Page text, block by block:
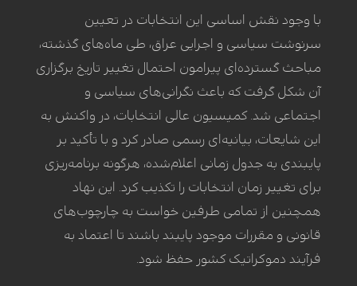
با وجود نقش اساسی این انتخابات در تعیین
سرنوشت سیاسی و اجرایی عراق، طی ماه‌های گذشته،
مباحث گسترده‌ای پیرامون احتمال تغییر تاریخ برگزاری
آن شکل گرفت که باعث نگرانی‌های سیاسی و
اجتماعی شد. کمیسیون عالی انتخابات، در واکنش به
این شایعات، بیانیه‌ای رسمی صادر کرد و با تأکید بر
پایبندی به جدول زمانی اعلام‌شده، هرگونه برنامه‌ریزی
برای تغییر زمان انتخابات را تکذیب کرد. این نهاد
همچنین از تمامی طرفین خواست به چارچوب‌های
قانونی و مقررات موجود پایبند باشند تا اعتماد به
فرآیند دموکراتیک کشور حفظ شود.